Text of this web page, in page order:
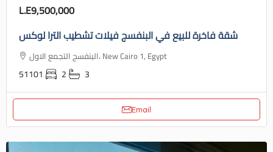
L.E9,500,000
شقة فاخرة للبيع في البنفسج فيلات تشطيب الترا لوكس
البنفسج التجمع الاول، New Cairo 1, Egypt
51101 2 3
Email